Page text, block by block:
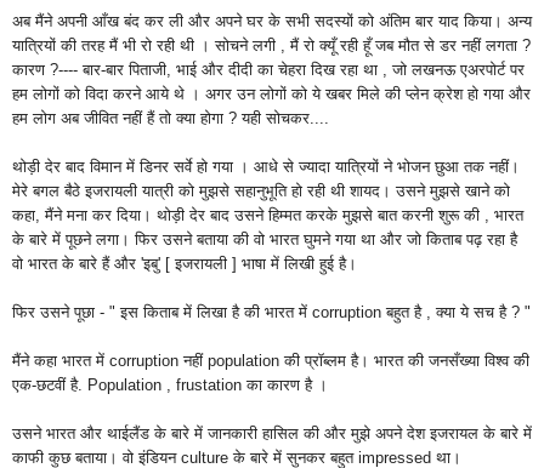
अब मैंने अपनी आँख बंद कर ली और अपने घर के सभी सदस्यों को अंतिम बार याद किया। अन्य
यात्रियों की तरह मैं भी रो रही थी । सोचनेलगी ,मैं रो क्यूँ रही हूँ जब मौत से डर नहीं लगता ?
कारण ?---- बार-बार पिताजी, भाई और दीदी का चेहरा दिख रहा था , जो लखनऊ एअरपोर्ट पर
हम लोगों को विदा करने आये थे । अगर उन लोगों को ये खबर मिले की प्लेन क्रेश हो गया और
हम लोग अब जीवित नहीं हैं तो क्या होगा ? यही सोचकर....
थोड़ी देरबादविमान में डिनर सर्वे हो गया । आधे से ज्यादा यात्रियों ने भोजन छुआ तक नहीं।
मेरे बगल बैठे इजरायली यात्री को मुझसे सहानुभूति हो रही थी शायद। उसने मुझसे खाने को
कहा, मैंने मना कर दिया। थोड़ी देर बाद उसने हिम्मत करके मुझसे बात करनी शुरू की , भारत
के बारे में पूछने लगा। फिर उसने बताया की वो भारत घुमने गया था और जो किताब पढ़ रहा है
वो भारत के बारे हैं और 'इबु' [इजरायली ] भाषा में लिखी हुई है।
फिर उसने पूछा - " इस किताब में लिखा है की भारत में corruption बहुत है , क्या ये सच है ? "
मैंने कहा भारत में corruption नहीं population की प्रॉब्लम है। भारत की जनसँख्या विश्व की
एक-छटवींहै. Population , frustationका कारण है ।
उसने भारत और थाईलैंड के बारे में जानकारी हासिल की और मुझे अपने देश इजरायल के बारे में
काफी कुछ बताया। वो इंडियन culture के बारे में सुनकर बहुत impressed था।